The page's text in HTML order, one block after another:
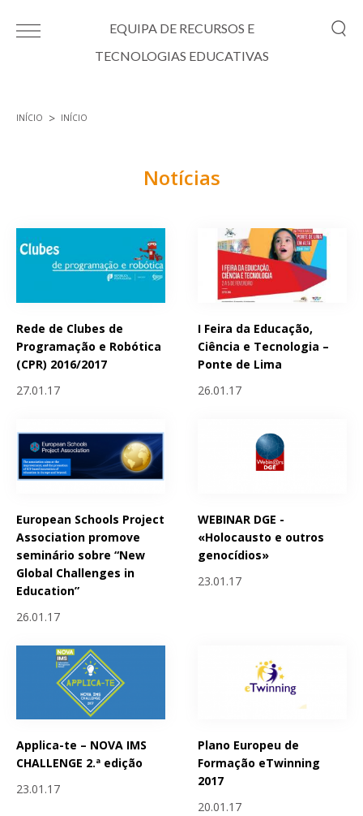
EQUIPA DE RECURSOS E
TECNOLOGIAS EDUCATIVAS
INÍCIO INÍCIO
Notícias
Rede de Clubes de
Programação e Robótica
(CPR) 2016/2017
27.01.17
I Feira da Educação,
Ciência e Tecnologia –
Ponte de Lima
26.01.17
European Schools Project
Association promove
seminário sobre “New
Global Challenges in
Education”
26.01.17
WEBINAR DGE -
«Holocausto e outros
genocídios»
23.01.17
Applica-te – NOVA IMS
CHALLENGE 2.ª edição
23.01.17
Plano Europeu de
Formação eTwinning
2017
20.01.17
Páginas